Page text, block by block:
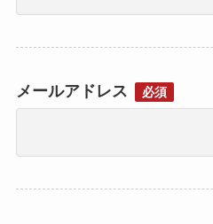
メールアドレス 必須